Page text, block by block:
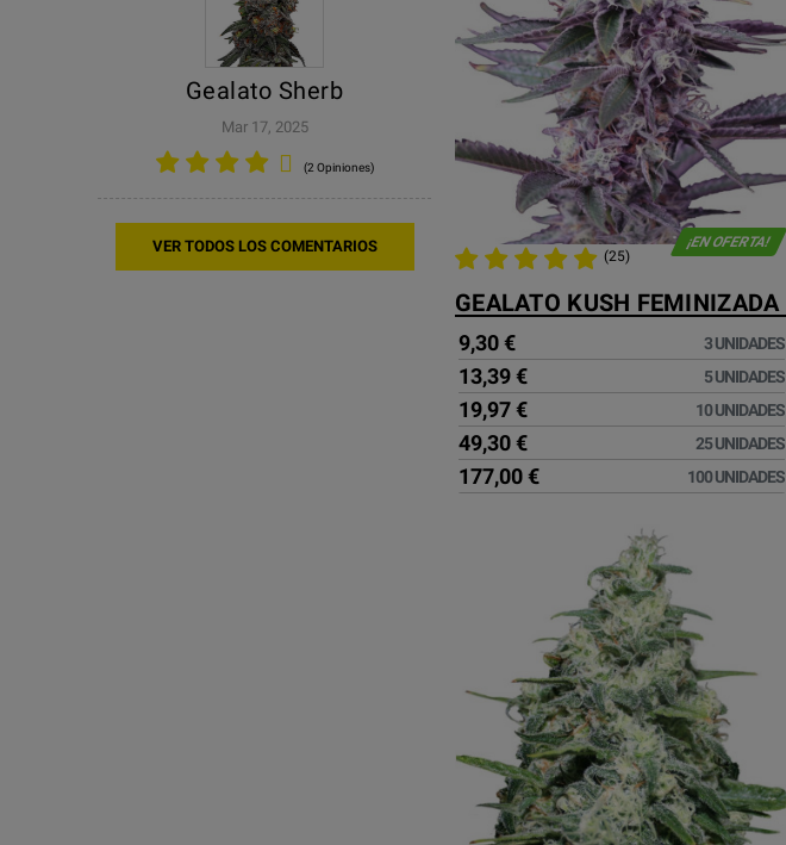
Gealato Sherb
Mar 17, 2025
(2 Opiniones)
VER TODOS LOS COMENTARIOS
¡EN OFERTA!
(25)
GEALATO KUSH FEMINIZADA
9,30 € 3 UNIDADES
13,39 € 5 UNIDADES
19,97 € 10 UNIDADES
49,30 € 25 UNIDADES
177,00 € 100 UNIDADES